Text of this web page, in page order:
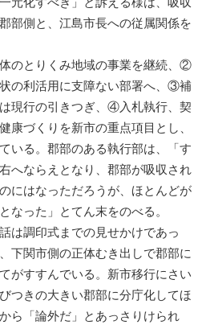
部側と、江島市長への従属関係を
のとりくみ地域の事業を継続、②
の利活用に支障ない部署へ、③補
現行の引きつぎ、④入札執行、契
づくりを新市の重点項目とし、
いる。郡部のある執行部は、「す
へならえとなり、郡部が吸収され
にはなっただろうが、ほとんどが
なった」とてん末をのべる。
は調印式までの見せかけであっ
下関市側の正体むき出しで郡部に
がすすんでいる。新市移行にさい
つきの大きい郡部に分庁化してほ
ら「論外だ」とあっさりけられ